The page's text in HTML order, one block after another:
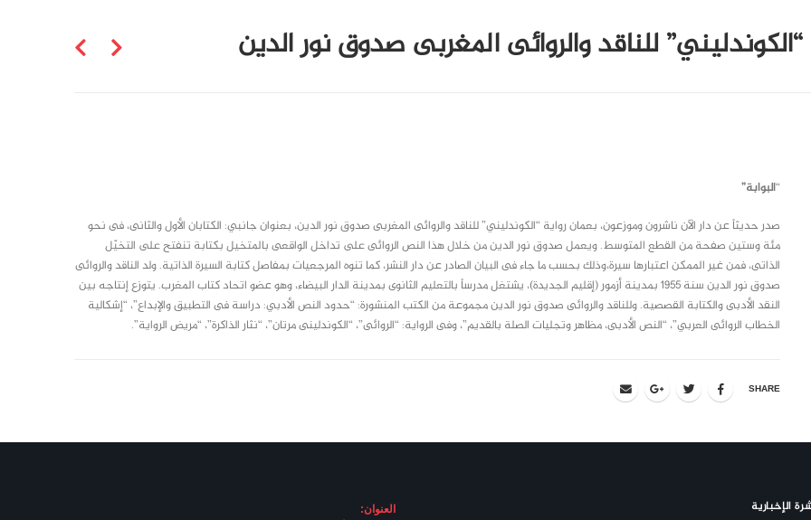
للناقد والروائى المغربى صدوق نور الدين
“البوابة”
صدر حديثاً عن دار الآن ناشرون وموزعون، بعمان رواية “الكوندليني” للناقد والروائى المغربى صدوق نور الدين، بعنوان جانبي: الكتابان الأول والثانى، فى نحو
مئة وستين صفحة من القطع المتوسط. ويعمل صدوق نور الدين من خلال هذا النص الروائى على تداخل الواقعى بالمتخيل بكتابة تنفتح على التخيّل
الذاتى، فمن غير الممكن اعتبارها سيرة،وذلك بحسب ما جاء فى البيان الصادر عن دار النشر، كما تنوه المرجعيات بمفاصل كتابة السيرة الذاتية. ولد الناقد والروائى
صدوق نور الدين سنة 1955 بمدينة أزمور (إقليم الجديدة)، يشتغل مدرساً بالتعليم الثانوى بمدينة الدار البيضاء، وهو عضو اتحاد كتاب المغرب. يتوزع إنتاجه بين
النقد الأدبى والكتابة القصصية. وللناقد والروائى صدوق نور الدين مجموعة من الكتب المنشورة: “حدود النص الأدبي: دراسة فى التطبيق والإبداع”، “إشكالية
الخطاب الروائى العربي”، “النص الأدبى، مظاهر وتجليات الصلة بالقديم”، وفى الرواية: “الروائى”، “الكوندلينى مرتان”، “نثار الذاكرة”، “مريض الرواية”.
SHARE
الإخبارية العنوان: